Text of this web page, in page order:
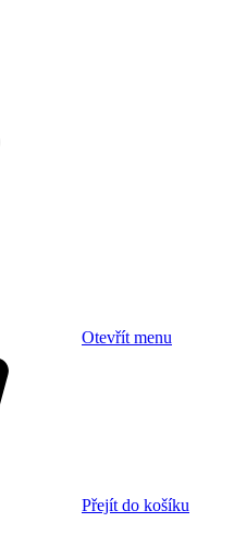
Otevřít menu
Přejít do košíku